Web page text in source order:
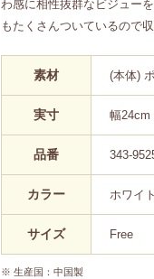
わ感に相性抜群なビジュー
もたくさんついているので
素材 (本体)
実寸 幅24cm
品番 343-
カラー ホワイ
サイズ Free
※ 生産国：中国製